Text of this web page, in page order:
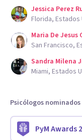
Jessica Perez
Florida, Estados
Maria De
San Francisco,
Sandra Milena
Miami, Estados
Psicólogos
PyM Awards